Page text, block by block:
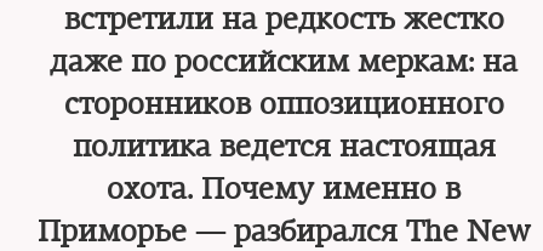
встретили на редкость жестко
даже по российским меркам: на
сторонников оппозиционного
политика ведется настоящая
охота. Почему именно в
Приморье — разбирался The New